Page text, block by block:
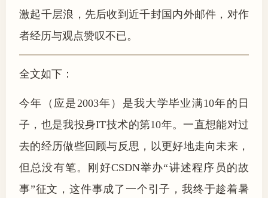
激起千层浪，先后收到近千封国内外邮件，对作
者经历与观点赞叹不已。
全文如下：
今年（应是2003年）是我大学毕业满10年的日
子，也是我投身IT技术的第10年。一直想能对过
去的经历做些回顾与反思，以更好地走向未来，
但总没有笔。刚好CSDN举办“讲述程序员的故
事”征文，这件事成了一个引子，我终于趁着暑